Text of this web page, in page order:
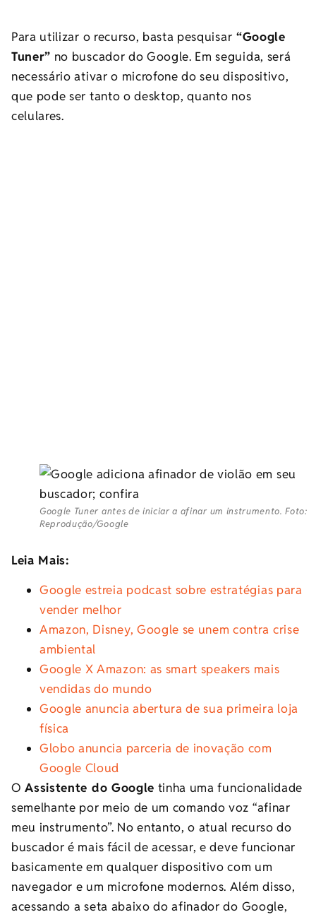
Para utilizar o recurso, basta pesquisar “Google
Tuner” no buscador do Google. Em seguida, será
necessário ativar o microfone do seu dispositivo,
que pode ser tanto o desktop, quanto nos
celulares.
Google Tuner antes de iniciar a afinar um instrumento. Foto:
Reprodução/Google
Leia Mais:
Google estreia podcast sobre estratégias para
vender melhor
Amazon, Disney, Google se unem contra crise
ambiental
Google X Amazon: as smart speakers mais
vendidas do mundo
Google anuncia abertura de sua primeira loja
física
Globo anuncia parceria de inovação com
Google Cloud
OAssistente do Google tinha uma funcionalidade
semelhante por meio de um comando voz “afinar
meu instrumento”. No entanto, o atual recurso do
buscador é mais fácil de acessar, e deve funcionar
basicamente em qualquer dispositivo com um
navegador e um microfone modernos. Além disso,
acessando a seta abaixo do afinador do Google,